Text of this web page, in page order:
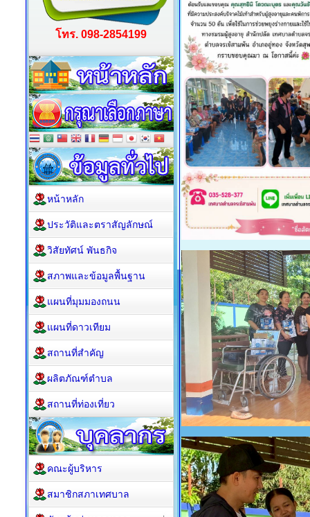
โทร. 098-2854199
หน้าหลัก
ประวัติและตราสัญลักษณ์
วิสัยทัศน์ พันธกิจ
สภาพและข้อมูลพื้นฐาน
แผนที่มุมมองถนน
แผนที่ดาวเทียม
สถานที่สำคัญ
ผลิตภัณฑ์ตำบล
สถานที่ท่องเที่ยว
คณะผู้บริหาร
สมาชิกสภาเทศบาล